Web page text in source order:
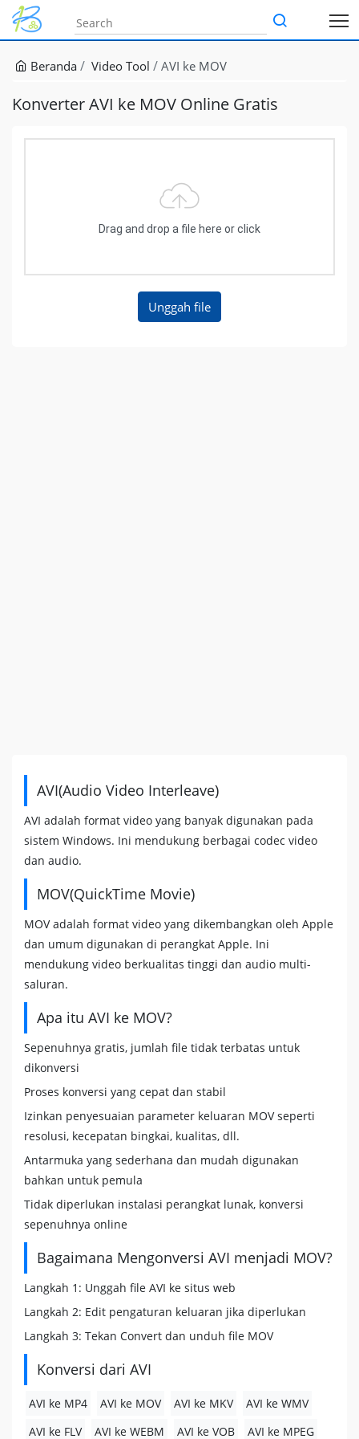
Beranda Video Tool AVI ke MOV
Konverter AVI ke MOV Online Gratis
Drag and drop a file here or click
AVI(Audio Video Interleave)
AVI adalah format video yang banyak digunakan pada
sistem Windows. Ini mendukung berbagai codec video
dan audio.
MOV(QuickTime Movie)
MOV adalah format video yang dikembangkan oleh Apple
dan umum digunakan di perangkat Apple. Ini
mendukung video berkualitas tinggi dan audio multi-
saluran.
Apa itu AVI ke MOV?
Sepenuhnya gratis, jumlah file tidak terbatas untuk
dikonversi
Proses konversi yang cepat dan stabil
Izinkan penyesuaian parameter keluaran MOV seperti
resolusi, kecepatan bingkai, kualitas, dll.
Antarmuka yang sederhana dan mudah digunakan
bahkan untuk pemula
Tidak diperlukan instalasi perangkat lunak, konversi
sepenuhnya online
Bagaimana Mengonversi AVI menjadi MOV?
Langkah 1: Unggah file AVI ke situs web
Langkah 2: Edit pengaturan keluaran jika diperlukan
Langkah 3: Tekan Convert dan unduh file MOV
Konversi dari AVI
AVI ke MP4 AVI ke MOV AVI ke MKV
AVI ke WMV
AVI ke FLV
AVI ke WEBM AVI ke VOB AVI ke MPEG